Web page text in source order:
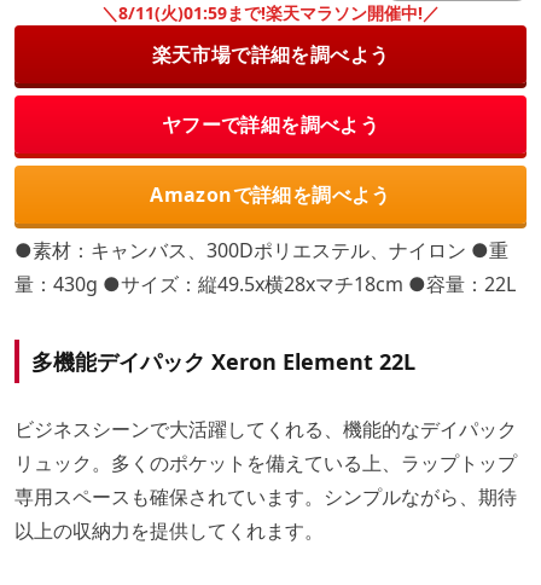
＼8/11(火)01:59まで!楽天マラソン開催中!／
楽天市場で詳細を調べよう
ヤフーで詳細を調べよう
Amazonで詳細を調べよう
●素材：キャンバス、300Dポリエステル、ナイロン ●重
量：430g ●サイズ：縦49.5x横28xマチ18cm ●容量：22L
多機能デイパック Xeron Element 22L
ビジネスシーンで大活躍してくれる、機能的なデイパック
リュック。多くのポケットを備えている上、ラップトップ
専用スペースも確保されています。シンプルながら、期待
以上の収納力を提供してくれます。